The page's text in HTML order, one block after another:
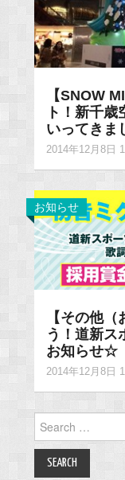
【SNOW
ト！新千
いってき
2014年12月8日
お知らせ
【その他
う！道新ス
お知らせ☆
2014年12月8日
for: